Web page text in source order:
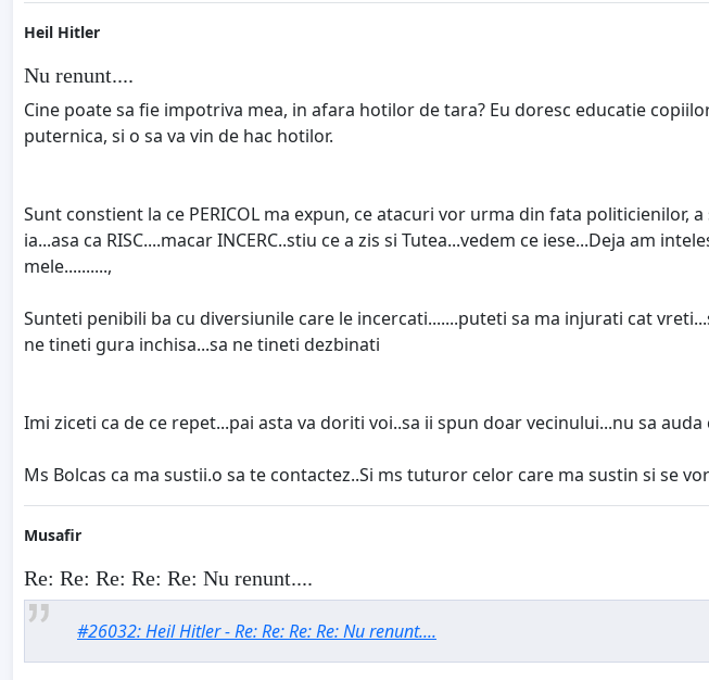
Heil Hitler
Nu renunt....
Cine poate sa fie impotriva mea, in afara hotilor de tara? Eu doresc educatie
puternica, si o sa va vin de hac hotilor.
Sunt constient la ce PERICOL ma expun, ce atacuri vor urma din fata
ia...asa ca RISC....macar INCERC..stiu ce a zis si Tutea...vedem ce iese...Deja am
mele..........,
Sunteti penibili ba cu diversiunile care le incercati.......puteti sa ma injurati cat
ne tineti gura inchisa...sa ne tineti dezbinati
Imi ziceti ca de ce repet...pai asta va doriti voi..sa ii spun doar vecinului...nu sa
Ms Bolcas ca ma sustii.o sa te contactez..Si ms tuturor celor care ma sustin si se
Musafir
Re: Re: Re: Re: Re: Nu renunt....
#26032: Heil Hitler - Re: Re: Re: Re: Nu renunt....